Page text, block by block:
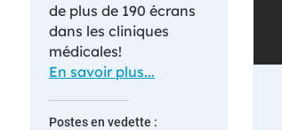
de plus de 190 écrans
dans les cliniques
médicales!
En savoir plus...
Postes en vedette :